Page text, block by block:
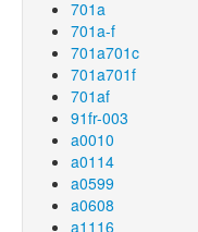
701a
701a-f
701a701c
701a701f
701af
91fr-003
a0010
a0114
a0599
a0608
a1116